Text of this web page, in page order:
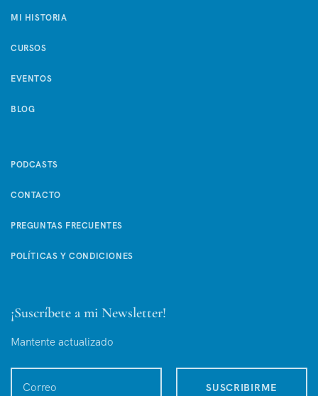
MI HISTORIA
CURSOS
EVENTOS
BLOG
PODCASTS
CONTACTO
PREGUNTAS FRECUENTES
POLÍTICAS Y CONDICIONES
¡Suscríbete a mi Newsletter!
Mantente actualizado